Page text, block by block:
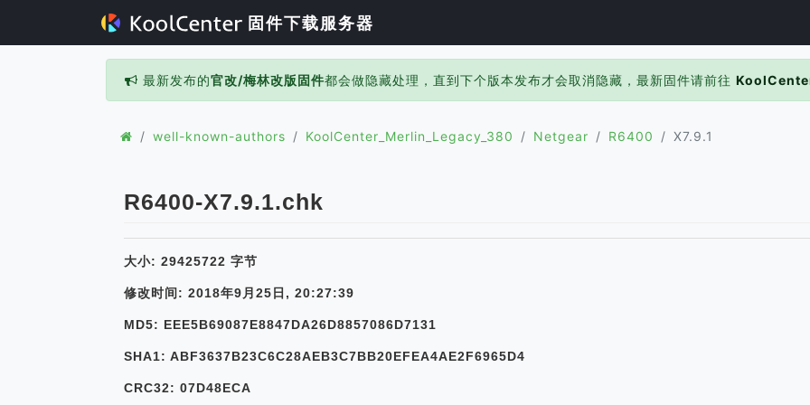
固件下载服务器
最新发布的官改/梅林改版固件都会做隐藏处理，直到下个版本发布才会取消隐藏，最新固件请前往
well-known-authors KoolCenter_Merlin_Legacy_380 Netgear R6400 X7.9.1
R6400-X7.9.1.chk
大小: 29425722 字节
修改时间: 2018年9月25日, 20:27:39
MD5: EEE5B69087E8847DA26D8857086D7131
SHA1: ABF3637B23C6C28AEB3C7BB20EFEA4AE2F6965D4
CRC32: 07D48ECA